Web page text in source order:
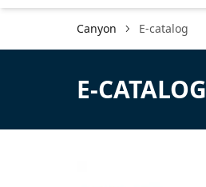
Canyon E-catalog
E-CATALOG